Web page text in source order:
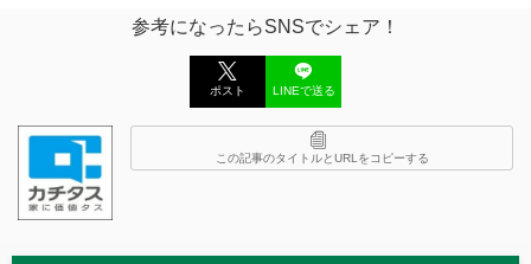
参考になったらSNSでシェア！
ポスト LINEで送る
この記事のタイトルとURLをコピーする